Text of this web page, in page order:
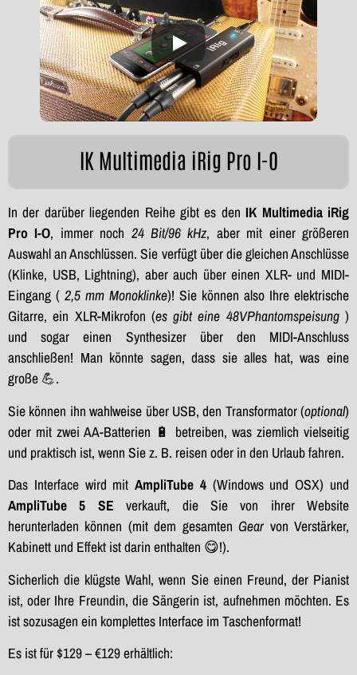
IK Multimedia iRig Pro I-O
In der darüber liegenden Reihe gibt es denIK Multimedia iRig
Pro I-O, immer noch 24 Bit/96 kHz, aber mit einer größeren
Auswahl an Anschlüssen. Sie verfügt über die gleichen Anschlüsse
(Klinke, USB, Lightning), aber auch über einen XLR- und MIDI-
Eingang ( 2,5 mm Monoklinke)! Sie können also Ihre elektrische
Gitarre, ein XLR-Mikrofon (es gibt eine 48VPhantomspeisung)
und sogar einen Synthesizer über den MIDI-Anschluss
anschließen! Man könnte sagen, dass sie alles hat, was eine
große 💪.
Sie können ihn wahlweise über USB, den Transformator (optional)
oder mit zwei AA-Batterien 🔋 betreiben, was ziemlich vielseitig
und praktisch ist, wenn Sie z. B. reisen oder in den Urlaub fahren.
Das Interface wird mitAmpliTube 4(Windows und OSX) und
AmpliTube 5 SE verkauft, die Sie von ihrer Website
herunterladen können (mit dem gesamten Gear von Verstärker,
Kabinett und Effekt ist darin enthalten 😋!).
Sicherlich die klügste Wahl, wenn Sie einen Freund, der Pianist
ist, oder Ihre Freundin, die Sängerin ist, aufnehmen möchten. Es
ist sozusagen ein komplettes Interface im Taschenformat!
Es ist für $129 – €129 erhältlich: